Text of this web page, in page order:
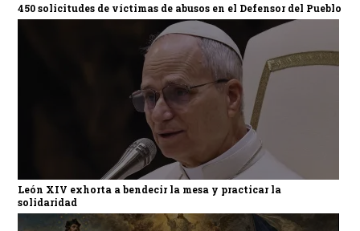
450 solicitudes de víctimas de abusos en el Defensor del Pueblo
León XIV exhorta a bendecir la mesa y practicar la
solidaridad